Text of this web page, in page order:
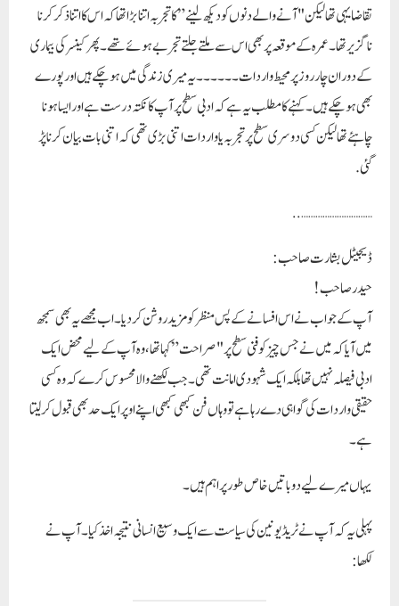
تقاضا یہی تھا لیکن "آنے والے دنوں کو دیکھ لینے” کا تجربہ اتنا بڑا تھا کہ اس کا اتنا ذ کر کرنا
ناگزیر تھا ۔عمرہ کے موقعہ پر بھی اس سے ملتے جلتے تجربے ہوئے تھے۔پھر کینسر کی بیماری
کے دوران چار روز پر محیط واردات۔۔۔۔۔۔یہ میری زندگی میں ہوچکے ہیں اور پورے
بھی ہو چکے ہیں ۔کہنے کا مطلب یہ ہے کہ ادبی سطح پر آپ کا نکتہ درست ہے اور ایسا ہونا
چاہئے تھا لیکن کسی دوسری سطح پر تجربہ یا واردات اتنی بڑی تھی کہ اتنی بات بیان کرنا پڑ
گئی.
…………………………
..
ڈیجیٹل بشارت صاحب :
حیدر صاحب!
آپ کے جواب نے اس افسانے کے پس منظر کو مزید روشن کر دیا۔ اب مجھے یہ بھی سمجھ
میں آیا کہ میں نے جس چیز کو فنی سطح پر "صراحت” کہا تھا، وہ آپ کے لیے محض ایک
ادبی فیصلہ نہیں تھا بلکہ ایکشہودی امانتتھی۔ جب لکھنے والا محسوس کرے کہ وہ کسی
حقیقی واردات کی گواہی دے رہا ہے تو وہاں فن کبھی کبھی اپنے اوپر ایک حد بھی قبول کر لیتا
ہے۔
یہاں میرے لیے دو باتیں خاص طور پر اہم ہیں۔
پہلی یہ کہ آپ نے ٹریڈ یونین کی سیاست سے ایک وسیع انسانی نتیجہ اخذ کیا۔ آپ نے
لکھا: